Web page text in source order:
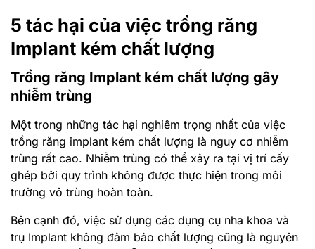
5 tác hại của việc trồng răng
Implant kém chất lượng
Trồng răng Implant kém chất lượng gây
nhiễm trùng
Một trong những tác hại nghiêm trọng nhất của việc
trồng răng implant kém chất lượng là nguy cơ nhiễm
trùng rất cao. Nhiễm trùng có thể xảy ra tại vị trí cấy
ghép bởi quy trình không được thực hiện trong môi
trường vô trùng hoàn toàn.
Bên cạnh đó, việc sử dụng các dụng cụ nha khoa và
trụ Implant không đảm bảo chất lượng cũng là nguyên